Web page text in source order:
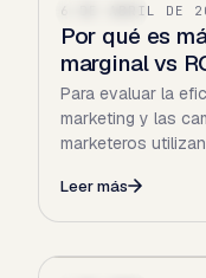
6 DE ABRIL DE
Por qué es
marginal vs
Para evaluar la
marketing y las
marketeros
Leer más